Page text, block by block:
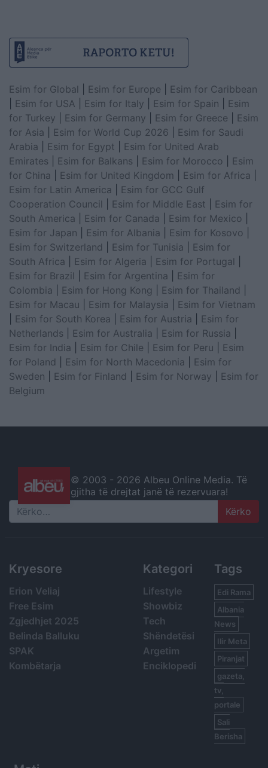
Esim for Global Esim for Europe
Esim for Caribbean
Esim for USA Esim for Italy Esim for Spain
Esim
for Turkey
Esim for Germany Esim for Greece
Esim
for Asia
Esim for World Cup 2026
Esim for Saudi
Arabia
Esim for Egypt
Esim for United Arab
Emirates
Esim for Balkans Esim for Morocco
Esim
for China
Esim for United Kingdom Esim for Africa
Esim for Latin America
Esim for GCC Gulf
Cooperation Council
Esim for Middle East
Esim for
South America
Esim for Canada Esim for Mexico
Esim for Japan
Esim for Albania Esim for Kosovo
Esim for Switzerland
Esim for Tunisia
Esim for
South Africa
Esim for Algeria Esim for Portugal
Esim for Brazil
Esim for Argentina
Esim for
Colombia
Esim for Hong Kong Esim for Thailand
Esim for Macau
Esim for Malaysia
Esim for Vietnam
Esim for South Korea Esim for Austria
Esim for
Netherlands
Esim for Australia Esim for Russia
Esim for India
Esim for Chile Esim for Peru
Esim
for Poland
Esim for North Macedonia
Esim for
Sweden
Esim for Finland Esim for Norway
Esim for
Belgium
© 2003 - 2026 Albeu Online Media. Të
gjitha të drejtat janë të rezervuara!
Search
Kryesore
Erion Veliaj
Free Esim
Zgjedhjet 2025
Belinda Balluku
SPAK
Kombëtarja
Kategori
Lifestyle
Showbiz
Tech
Shëndetësi
Argetim
Enciklopedi
Tags
Edi Rama
Albania
News
Ilir Meta
Piranjat
gazeta,
tv,
portale
Sali
Berisha